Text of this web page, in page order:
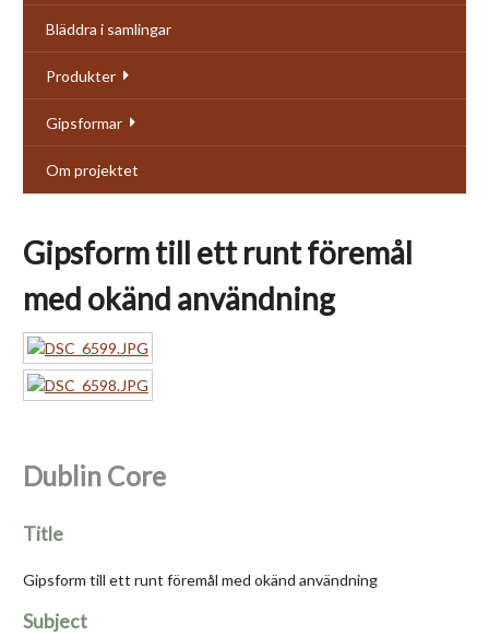
Bläddra i samlingar
Produkter
Gipsformar
Om projektet
Gipsform till ett runt föremål
med okänd användning
Dublin Core
Title
Gipsform till ett runt föremål med okänd användning
Subject